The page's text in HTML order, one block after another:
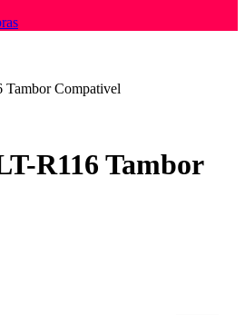
Tambor Compativel
R116 Tambor